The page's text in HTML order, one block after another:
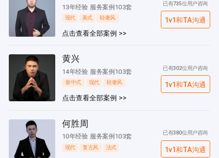
13年经验 服务案例103套
现代 美式 轻奢风
点击查看全部案例 >>
已有735位用户咨询
1v1和TA沟通
黄兴
14年经验 服务案例103套
新中式 现代 轻奢风
点击查看全部案例 >>
已有302位用户咨询
1v1和TA沟通
何胜周
10年经验 服务案例103套
现代 复古风 法式
已有380位用户咨询
1v1和TA沟通